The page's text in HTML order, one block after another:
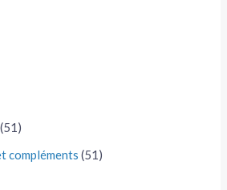
(51)
compléments (51)